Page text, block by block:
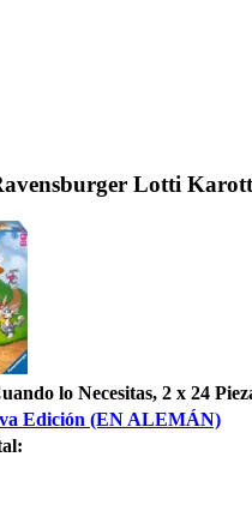
Lotti
lo Necesitas, 2 x 24
Edición (EN ALEMÁN)